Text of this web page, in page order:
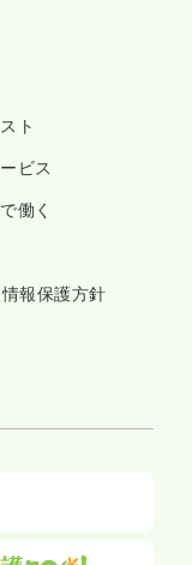
ト
ビス
働く
報保護方針